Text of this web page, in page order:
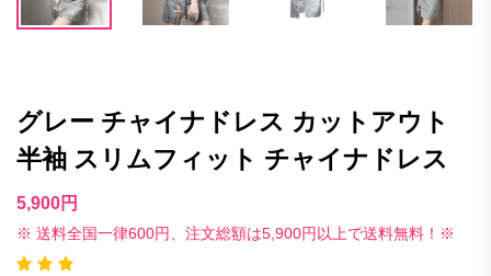
グレー チャイナドレス カットアウト
半袖 スリムフィット チャイナドレス
5,900円
※ 送料全国一律600円、注文総額は5,900円以上で送料無料！※